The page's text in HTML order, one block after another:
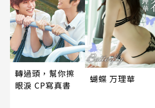
轉過頭，幫你擦
眼淚 CP寫真書
蝴蝶 万理華